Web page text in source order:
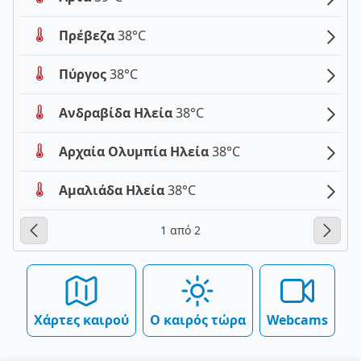
Πρέβεζα38°C
Πύργος38°C
Ανδραβίδα Ηλεία38°C
Αρχαία Ολυμπία Ηλεία38°C
Αμαλιάδα Ηλεία38°C
1 από 2
Χάρτες καιρού Ο καιρός τώρα Webcams